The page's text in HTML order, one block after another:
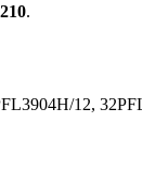
.
12,